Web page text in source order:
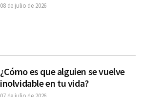
08 de julio de 2026
¿Cómo es que alguien se vuelve
inolvidable en tu vida?